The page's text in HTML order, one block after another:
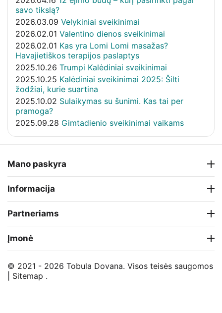
savo tikslą?
2026.03.09 Velykiniai sveikinimai
2026.02.01 Valentino dienos sveikinimai
2026.02.01 Kas yra Lomi Lomi masažas?
Havajietiškos terapijos paslaptys
2025.10.26 Trumpi Kalėdiniai sveikinimai
2025.10.25 Kalėdiniai sveikinimai 2025: Šilti
žodžiai, kurie suartina
2025.10.02 Sulaikymas su šunimi. Kas tai per
pramoga?
2025.09.28 Gimtadienio sveikinimai vaikams
Mano paskyra
Informacija
Partneriams
Įmonė
© 2021 - 2026 Tobula Dovana. Visos teisės saugomos
Sitemap .